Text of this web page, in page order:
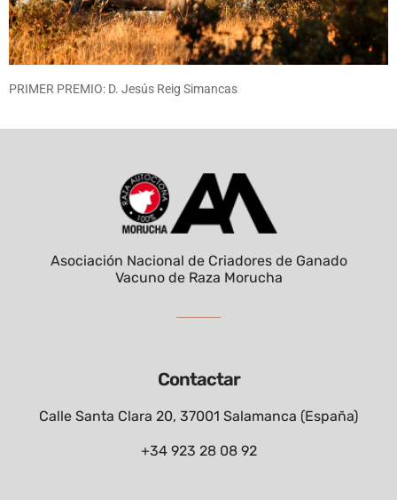
PRIMER PREMIO: D. Jesús Reig Simancas
Contactar
Calle Santa Clara 20, 37001 Salamanca (España)
+34 923 28 08 92
Asociación Nacional de Criadores de Ganado
Vacuno de Raza Morucha